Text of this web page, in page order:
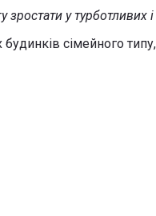
у турботливих
сімейного типу,